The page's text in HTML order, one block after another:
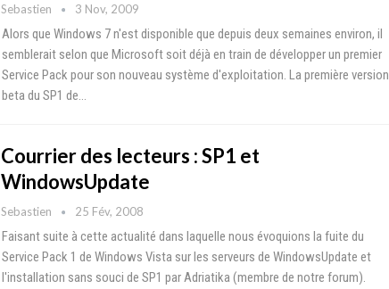
Sebastien 3 Nov, 2009
Alors que Windows 7 n'est disponible que depuis deux semaines environ, il
semblerait selon que Microsoft soit déjà en train de développer un premier
Service Pack pour son nouveau système d'exploitation. La première version
beta du SP1 de…
Courrier des lecteurs : SP1 et
WindowsUpdate
Sebastien 25 Fév, 2008
Faisant suite à cette actualité dans laquelle nous évoquions la fuite du
Service Pack 1 de Windows Vista sur les serveurs de WindowsUpdate et
l'installation sans souci de SP1 par Adriatika (membre de notre forum).